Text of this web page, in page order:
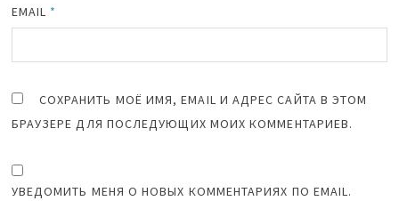
EMAIL *
СОХРАНИТЬ МОЁ ИМЯ, EMAIL И АДРЕС САЙТА В ЭТОМ
БРАУЗЕРЕ ДЛЯ ПОСЛЕДУЮЩИХ МОИХ КОММЕНТАРИЕВ.
УВЕДОМИТЬ МЕНЯ О НОВЫХ КОММЕНТАРИЯХ ПО EMAIL.